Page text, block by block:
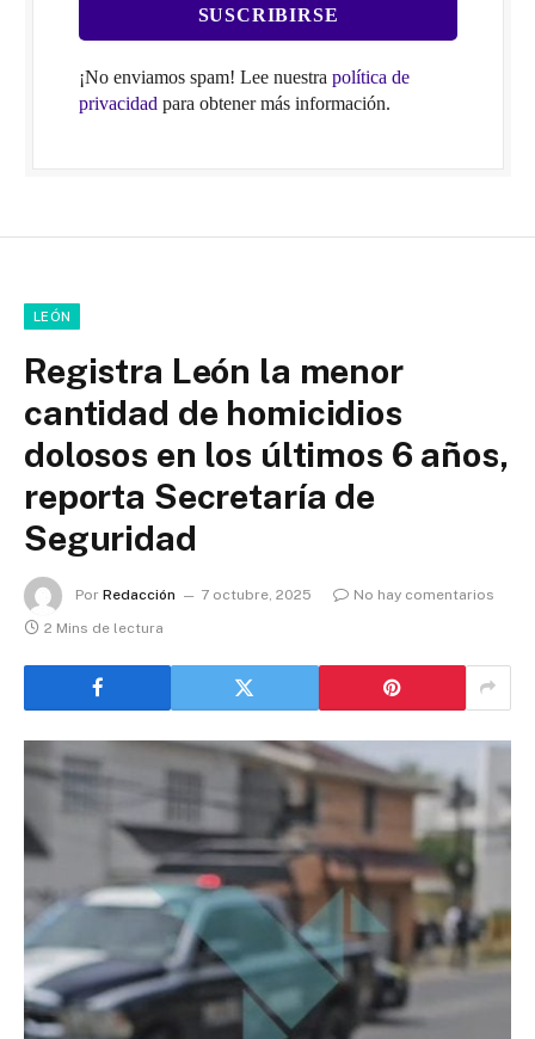
¡No enviamos spam! Lee nuestra política de
privacidad para obtener más información.
LEÓN
Registra León la menor
cantidad de homicidios
dolosos en los últimos 6 años,
reporta Secretaría de
Seguridad
Por Redacción 7 octubre, 2025
No hay comentarios
2 Mins de lectura